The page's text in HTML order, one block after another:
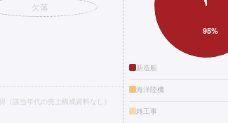
欠落
（該当年代の売上構成資料なし）
新造船
海洋陸機
雑工事